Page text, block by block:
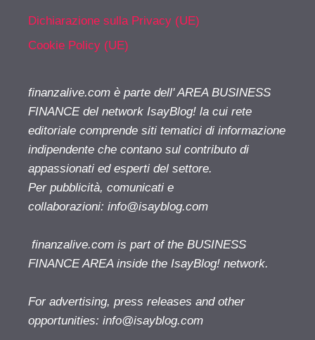
Dichiarazione sulla Privacy (UE)
Cookie Policy (UE)
finanzalive.com è parte dell' AREA BUSINESS
FINANCE del network IsayBlog! la cui rete
editoriale comprende siti tematici di informazione
indipendente che contano sul contributo di
appassionati ed esperti del settore.
Per pubblicità, comunicati e
collaborazioni: info@isayblog.com
finanzalive.com is part of the BUSINESS
FINANCE AREA inside the IsayBlog! network.
For advertising, press releases and other
opportunities: info@isayblog.com